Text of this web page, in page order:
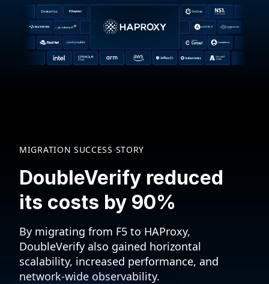
MIGRATION SUCCESS STORY
DoubleVerify reduced
its costs by 90%
By migrating from F5 to HAProxy,
DoubleVerify also gained horizontal
scalability, increased performance, and
network-wide observability.